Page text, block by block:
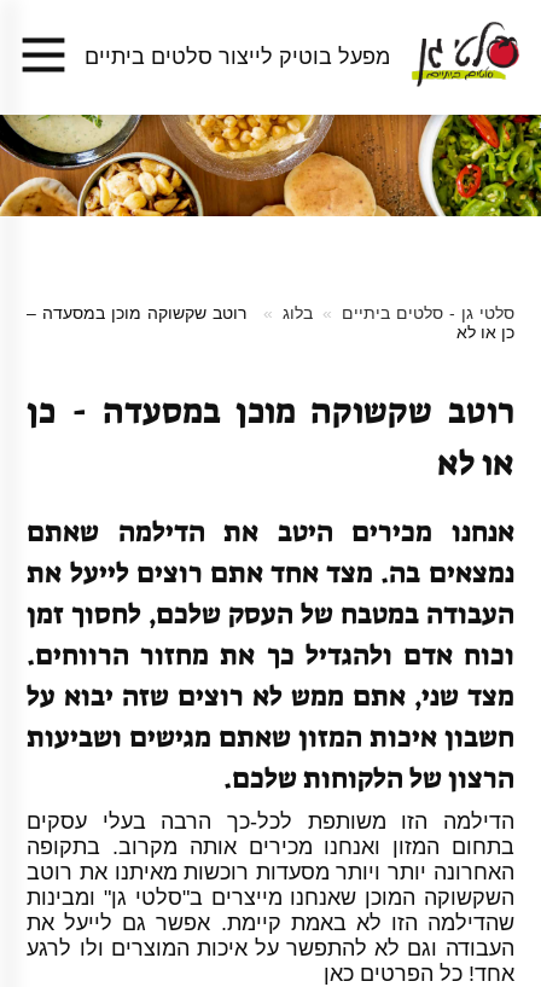
מפעל בוטיק לייצור סלטים ביתיים
סלטי גן - סלטים ביתיים בלוג
רוטב שקשוקה מוכן במסעדה –
כן או לא
רוטב שקשוקה מוכן במסעדה - כן
או לא
אנחנו מכירים היטב את הדילמה שאתם
נמצאים בה. מצד אחד אתם רוצים לייעל את
העבודה במטבח של העסק שלכם, לחסוך זמן
וכוח אדם ולהגדיל כך את מחזור הרווחים.
מצד שני, אתם ממש לא רוצים שזה יבוא על
חשבון איכות המזון שאתם מגישים ושביעות
הרצון של הלקוחות שלכם.
הדילמה הזו משותפת לכל-כך הרבה בעלי עסקים
בתחום המזון ואנחנו מכירים אותה מקרוב. בתקופה
האחרונה יותר ויותר מסעדות רוכשות מאיתנו את רוטב
השקשוקה המוכן שאנחנו מייצרים ב"סלטי גן" ומבינות
שהדילמה הזו לא באמת קיימת. אפשר גם לייעל את
העבודה וגם לא להתפשר על איכות המוצרים ולו לרגע
אחד! כל הפרטים כאן